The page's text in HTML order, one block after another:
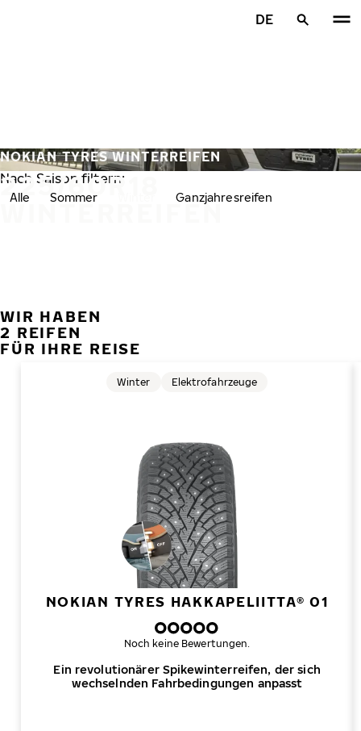
DE
225/60R18
WINTERREIFEN
NOKIAN TYRES WINTERREIFEN
Nach Saison filtern:
Alle Sommer Ganzjahresreifen
WIR HABEN
2 REIFEN
FÜR IHRE REISE
NOKIAN TYRES HAKKAPELIITTA® 01
Ein revolutionärer Spikewinterreifen, der sich
wechselnden Fahrbedingungen anpasst
Winter Elektrofahrzeuge
Noch keine Bewertungen.